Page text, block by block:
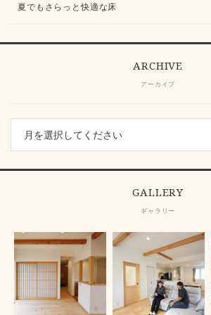
夏でもさらっと快適な床
ARCHIVE
アーカイブ
GALLERY
ギャラリー